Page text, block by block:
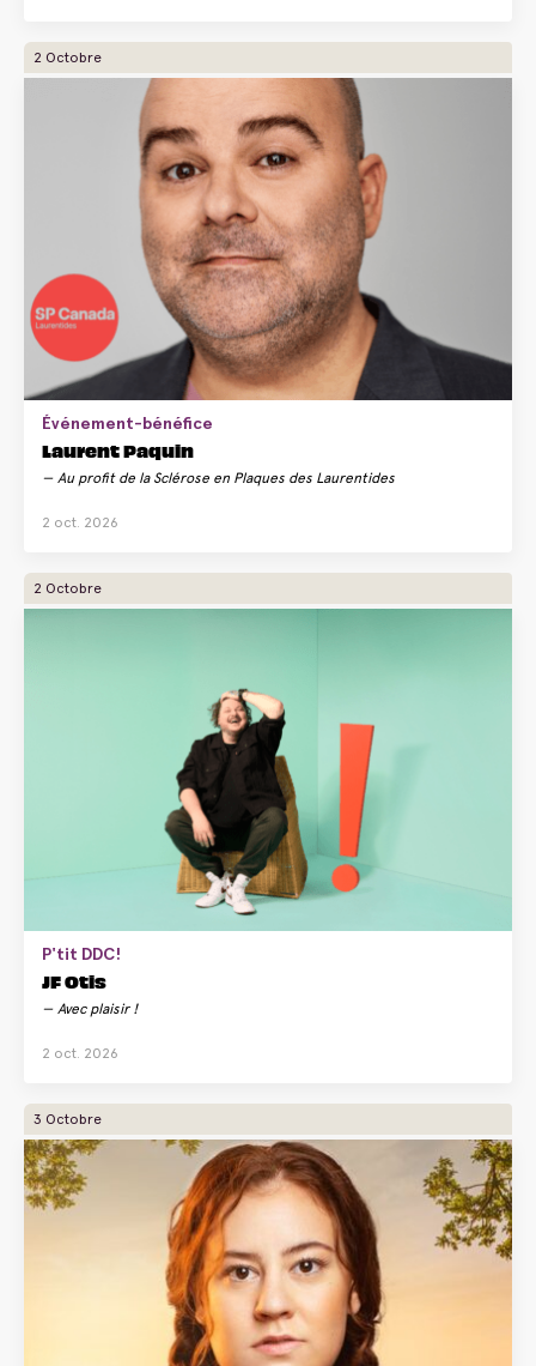
2 Octobre
Événement-bénéfice
Laurent Paquin
Au profit de la Sclérose en Plaques des Laurentides
2 oct. 2026
2 Octobre
P'tit DDC!
JF Otis
Avec plaisir !
2 oct. 2026
3 Octobre